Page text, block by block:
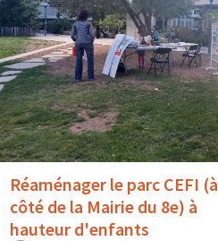
Réaménager le parc CEFI (à
côté de la Mairie du 8e) à
hauteur d'enfants